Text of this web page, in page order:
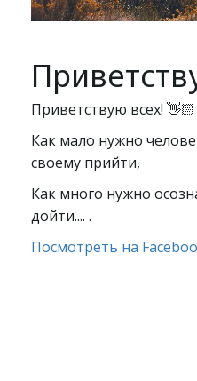
Приветствую всех! 👋🏻
Как мало нужно
своему прийти,
Как много нужно
дойти.... .
Посмотреть на